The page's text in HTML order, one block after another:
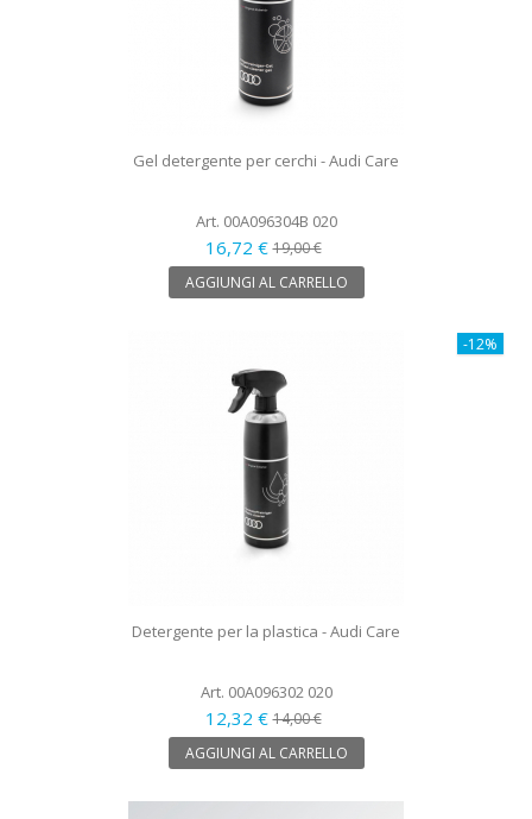
Gel detergente per cerchi - Audi Care
Art. 00A096304B 020
16,72 €19,00 €
AGGIUNGI AL CARRELLO
-12%
Detergente per la plastica - Audi Care
Art. 00A096302 020
12,32 €14,00 €
AGGIUNGI AL CARRELLO